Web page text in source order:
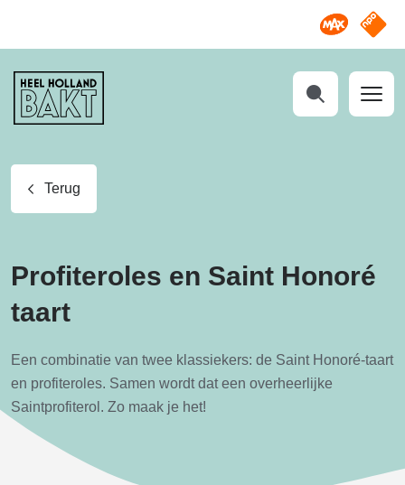
Omroep
NPO
Heel
Holland
Bakt
Terug
Profiteroles en Saint Honoré
taart
Een combinatie van twee klassiekers: de Saint Honoré-taart
en profiteroles. Samen wordt dat een overheerlijke
Saintprofiterol. Zo maak je het!